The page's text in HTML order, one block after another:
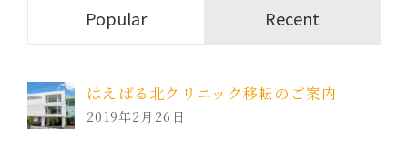
Popular Recent
はえばる北クリニック移転のご案内
2019年2月26日